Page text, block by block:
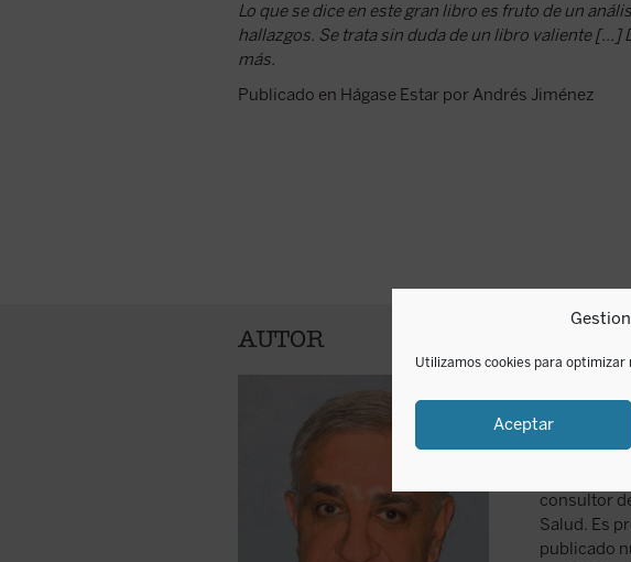
Utilizamos cookies para
Aceptar
Lo que se dice en este gran libro es fruto de un
hallazgos. Se trata sin duda de un libro valiente
más.
Publicado en Hágase Estar por Andrés Jiménez
AUTOR
Tony
consultor
Salud. Es
publicado